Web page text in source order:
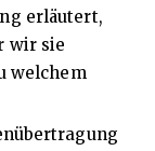
erläutert,
wir sie
welchem